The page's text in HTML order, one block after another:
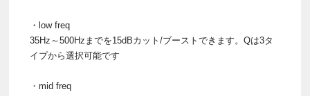
・low freq
35Hz～500Hzまでを15dBカット/ブーストできます。Qは3タ
イプから選択可能です
・mid freq